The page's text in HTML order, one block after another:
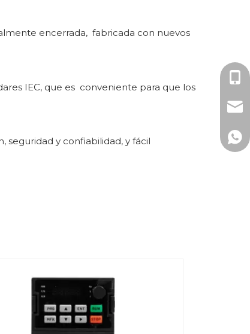
encerrada, fabricada con nuevos
IEC, que es conveniente para que los
seguridad y confiabilidad, y fácil